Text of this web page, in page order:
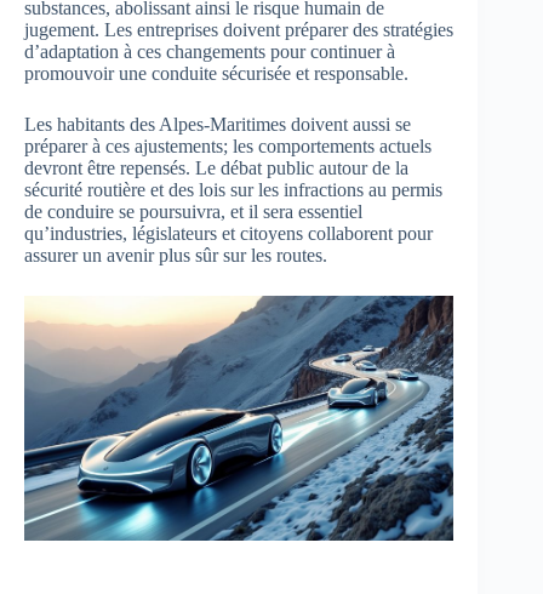
substances, abolissant ainsi le risque humain de
jugement. Les entreprises doivent préparer des stratégies
d’adaptation à ces changements pour continuer à
promouvoir une conduite sécurisée et responsable.
Les habitants des Alpes-Maritimes doivent aussi se
préparer à ces ajustements; les comportements actuels
devront être repensés. Le débat public autour de la
sécurité routière et des lois sur les infractions au permis
de conduire se poursuivra, et il sera essentiel
qu’industries, législateurs et citoyens collaborent pour
assurer un avenir plus sûr sur les routes.